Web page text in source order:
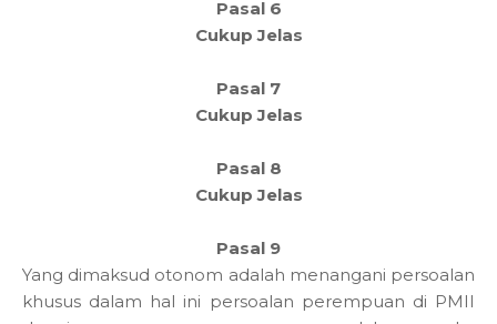
Pasal 6
Cukup Jelas
Pasal 7
Cukup Jelas
Pasal 8
Cukup Jelas
Pasal 9
Yang dimaksud otonom adalah menangani persoalan
khusus dalam hal ini persoalan perempuan di PMII